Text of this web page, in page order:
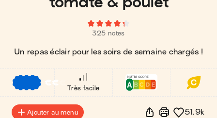
325 notes
Un repas éclair pour les soirs de semaine chargés !
€€
Très facile
Ajouter au menu 51.9k